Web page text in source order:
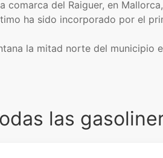
del Raiguer, en
ha sido incorporado por el
la mitad norte del municipio
las